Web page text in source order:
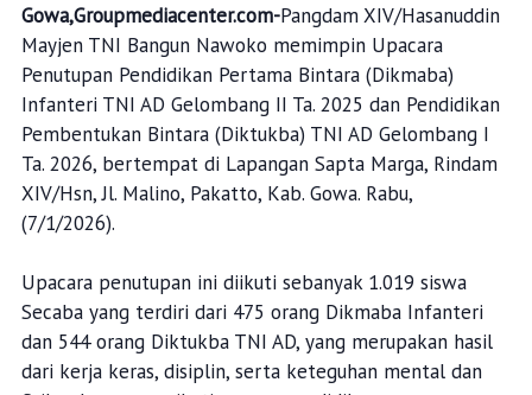
Gowa,Groupmediacenter.com-Pangdam XIV/Hasanuddin
Mayjen TNI Bangun Nawoko memimpin Upacara
Penutupan Pendidikan Pertama Bintara (Dikmaba)
Infanteri TNI AD Gelombang II Ta. 2025 dan Pendidikan
Pembentukan Bintara (Diktukba) TNI AD Gelombang I
Ta. 2026, bertempat di Lapangan Sapta Marga, Rindam
XIV/Hsn, Jl. Malino, Pakatto, Kab. Gowa. Rabu,
(7/1/2026).
Upacara penutupan ini diikuti sebanyak 1.019 siswa
Secaba yang terdiri dari 475 orang Dikmaba Infanteri
dan 544 orang Diktukba TNI AD, yang merupakan hasil
dari kerja keras, disiplin, serta keteguhan mental dan